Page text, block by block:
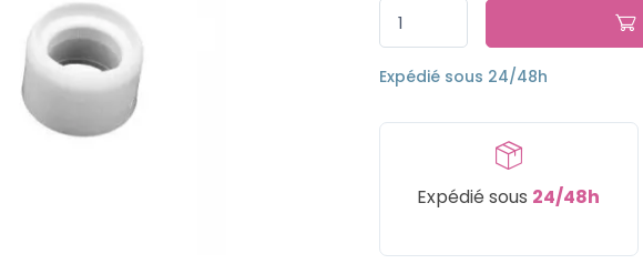
Expédié sous 24/48h
Expédié sous 24/48h